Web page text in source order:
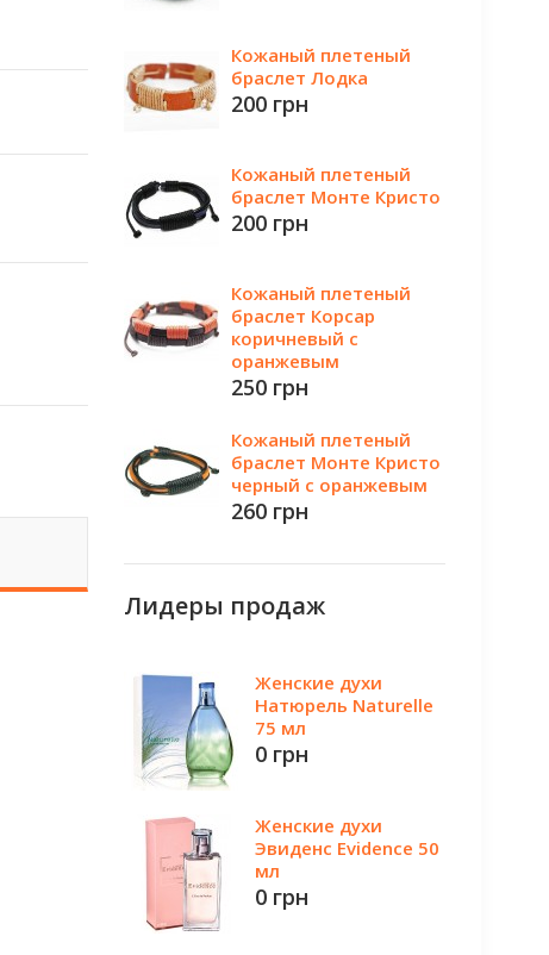
Кожаный плетеный
браслет Лодка
200 грн
Кожаный плетеный
браслет Монте Кристо
200 грн
Кожаный плетеный
браслет Корсар
коричневый с
оранжевым
250 грн
Кожаный плетеный
браслет Монте Кристо
черный с оранжевым
260 грн
Лидеры продаж
Женские духи
Натюрель Naturelle
75 мл
0 грн
Женские духи
Эвиденс Evidence 50
мл
0 грн